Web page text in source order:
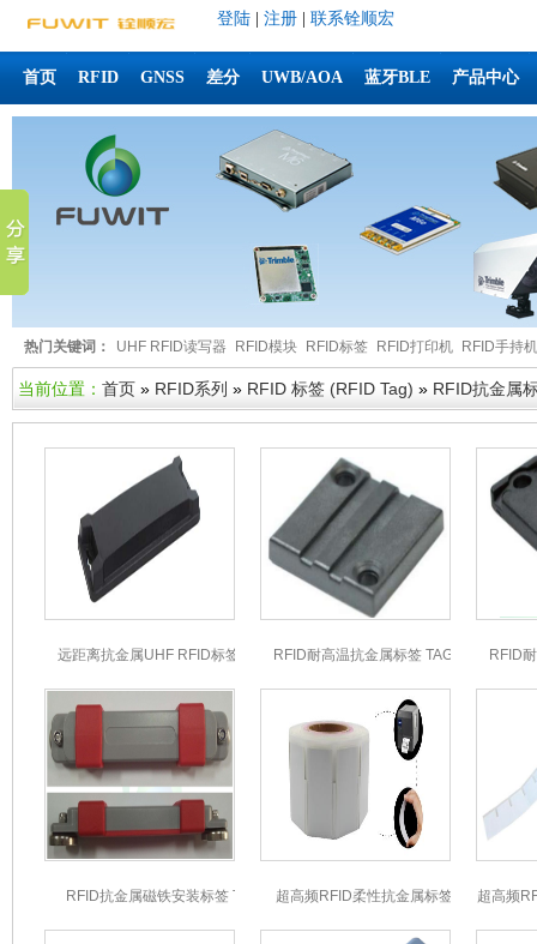
登陆 注册 联系铨顺宏
首页 RFID GNSS 差分 UWB/AOA 蓝牙BLE 产品中心
热门关键词： UHF RFID读写器 RFID模块 RFID标签 RFID打印机 RFID手持机
当前位置： 首页 » RFID系列 » RFID 标签 (RFID Tag) » RFID抗金属
远距离抗金属UHF RFID标签TAG-
RFID耐高温抗金属标签 TAG-915-
RFID
RFID抗金属磁铁安装标签 TAG-
超高频RFID柔性抗金属标签TAG-超高频